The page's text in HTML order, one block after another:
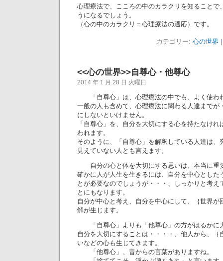
心理療法で、こころの中のカラクリを知ることで
うになるでしょう。
（心の中のカラクリ＝心理療法の適応）です。
カテゴリー: 心の世界
<<心の世界>>自尊心・他尊心
2014 年 1 月 28 日 火曜日
「自尊心」は、心理療法の中でも、よく使わ
一般の人も含めて、心理療法に関わる人達までが
にしないといけません。
「自尊心」を、自分を大切にする心を持たなけ
われます。
そのように、「自尊心」を解釈している人達は、
見えていない人とも言えます。
自分の心と体を大切にする思いは、本当に重
確かに人が人生を生きるには、自分を中心とした
とが必要なのでしょうが・・・、しっかりと考え
とにもなります。
自分が中心と考え、自分を中心にして、｛世界が
解が生じます。
「自尊心」よりも「他尊心」の方がはるかに
自分を大切にすることは・・・・、他人から、｛
いなどの心も生じてきます。
「他尊心」、昔からの言葉がありますね。